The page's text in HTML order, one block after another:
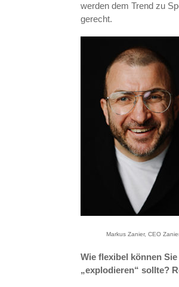
werden dem Trend zu
gerecht.
Markus Zanier, CEO
Wie flexibel können
„explodieren“ sollte?